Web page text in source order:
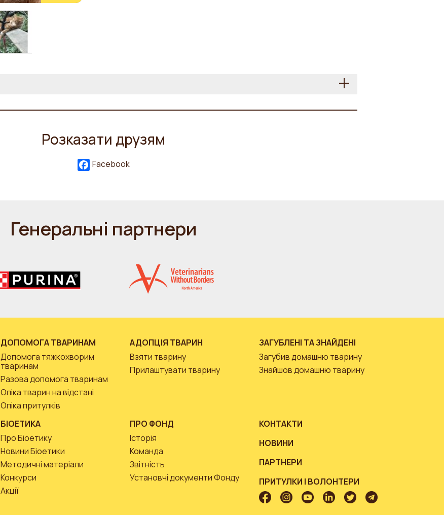
Розказати друзям
Facebook
Генеральні партнери
ДОПОМОГА ТВАРИНАМ
Допомога тяжкохворим
тваринам
Разова допомога тваринам
Опіка тварин на відстані
Опіка притулків
АДОПЦІЯ ТВАРИН
Взяти тварину
Прилаштувати тварину
ЗАГУБЛЕНІ ТА ЗНАЙДЕНІ
Загубив домашню тварину
Знайшов домашню тварину
БІОЕТИКА
Про Біоетику
Новини Біоетики
Методичні матеріали
Конкурси
Акції
ПРО ФОНД
Історія
Команда
Звітність
Установчі документи Фонду
КОНТАКТИ
НОВИНИ
ПАРТНЕРИ
ПРИТУЛКИ І ВОЛОНТЕРИ